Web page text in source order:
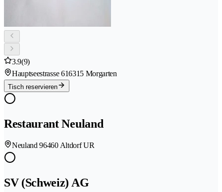
3.9(9)
Hauptseestrasse 616315 Morgarten
Tisch reservieren
Restaurant Neuland
Neuland 96460 Altdorf UR
SV (Schweiz) AG